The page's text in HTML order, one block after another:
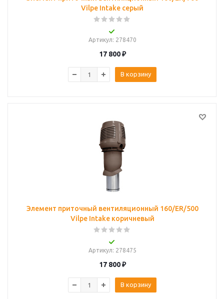
Vilpe Intake серый
Артикул: 278470
17 800₽
В корзину
Элемент приточный вентиляционный 160/ER/500
Vilpe Intake коричневый
Артикул: 278475
17 800₽
В корзину